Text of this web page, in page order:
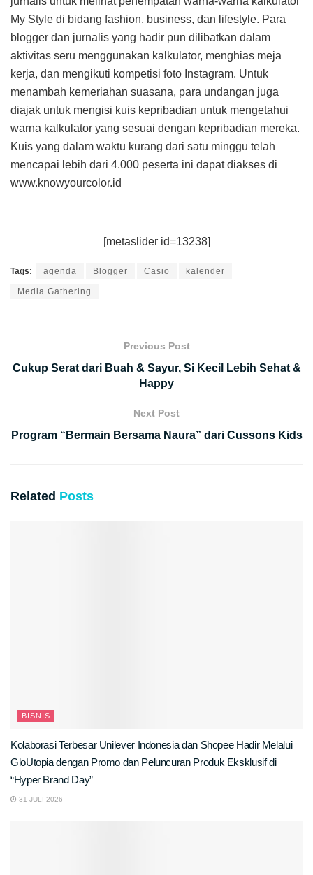
My Style di bidang fashion, business, dan lifestyle. Para
blogger dan jurnalis yang hadir pun dilibatkan dalam
aktivitas seru menggunakan kalkulator, menghias meja
kerja, dan mengikuti kompetisi foto Instagram. Untuk
menambah kemeriahan suasana, para undangan juga
diajak untuk mengisi kuis kepribadian untuk mengetahui
warna kalkulator yang sesuai dengan kepribadian mereka.
Kuis yang dalam waktu kurang dari satu minggu telah
mencapai lebih dari 4.000 peserta ini dapat diakses di
www.knowyourcolor.id
[metaslider id=13238]
Tags: agenda Blogger Casio kalender
Media Gathering
Previous Post
Cukup Serat dari Buah & Sayur, Si Kecil Lebih Sehat &
Happy
Next Post
Program “Bermain Bersama Naura” dari Cussons Kids
Related Posts
BISNIS
Kolaborasi Terbesar Unilever Indonesia dan Shopee Hadir Melalui
GloUtopia dengan Promo dan Peluncuran Produk Eksklusif di
“Hyper Brand Day”
31 JULI 2026